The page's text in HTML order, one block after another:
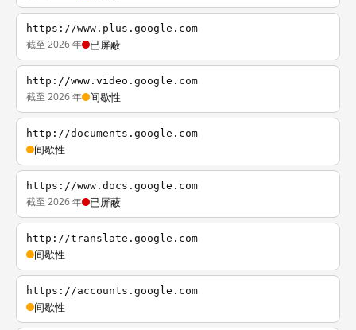
https://www.plus.google.com
截至 2026 年 已屏蔽
http://www.video.google.com
截至 2026 年 间歇性
http://documents.google.com
间歇性
https://www.docs.google.com
截至 2026 年 已屏蔽
http://translate.google.com
间歇性
https://accounts.google.com
间歇性